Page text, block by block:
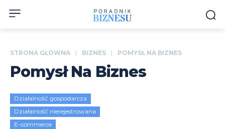
STRONA GŁÓWNA BIZNES POMYSŁ NA BIZNES
Pomysł Na Biznes
Działalność gospodarcza
Działalność nierejestrowana
E-commerce